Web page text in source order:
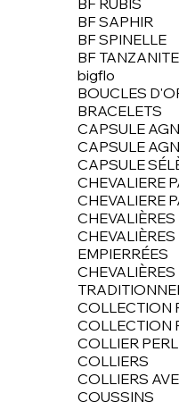
BF RUBIS
BF SAPHIR
BF SPINELLE
BF TANZANITE
bigflo
BOUCLES
BRACELETS
CAPSULE
CAPSULE
CAPSULE
CHEVALIERE
CHEVALIERE
CHEVALIÈRES
CHEVALIÈRES
EMPIERRÉES
CHEVALIÈRES
COLLECTION
COLLECTION
COLLIER
COLLIERS
COLLIERS
COUSSINS